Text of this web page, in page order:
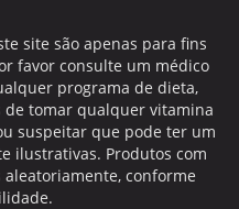
site são apenas para fins
favor consulte um médico
programa de dieta,
de tomar qualquer vitamina
suspeitar que pode ter um
ilustrativas. Produtos com
conforme